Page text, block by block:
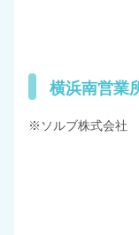
横浜南営業
※ソルブ株式会社